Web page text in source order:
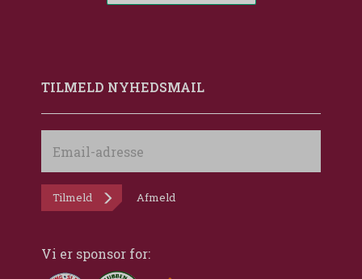
TILMELD NYHEDSMAIL
adresse
Tilmeld Afmeld
Vi er sponsor for: